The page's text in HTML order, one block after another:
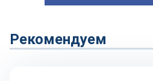
Рекомендуем
Репортаж